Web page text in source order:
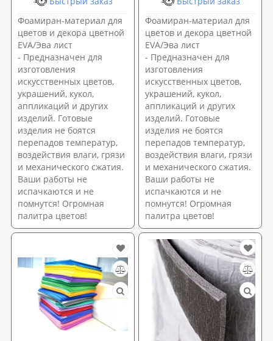
Фоамиран-материал для
цветов и декора цветной
EVA/Эва лист
- Предназначен для
изготовления
искусственных цветов,
украшений, кукол,
аппликаций и других
изделий. Готовые
изделия не боятся
перепадов температур,
воздействия влаги, грязи
и механического сжатия.
Ваши работы не
испачкаются и не
помнутся! Огромная
палитра цветов!
Фоамиран-материал для
цветов и декора цветной
EVA/Эва лист
- Предназначен для
изготовления
искусственных цветов,
украшений, кукол,
аппликаций и других
изделий. Готовые
изделия не боятся
перепадов температур,
воздействия влаги, грязи
и механического сжатия.
Ваши работы не
испачкаются и не
помнутся! Огромная
палитра цветов!